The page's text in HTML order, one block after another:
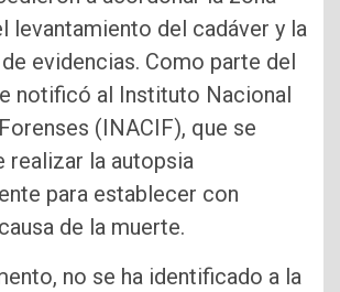
levantamiento del cadáver y la
evidencias. Como parte del
notificó al Instituto Nacional
(INACIF), que se
realizar la autopsia
para establecer con
de la muerte.
no se ha identificado a la